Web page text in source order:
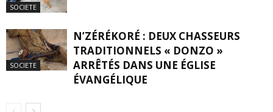
SOCIETE
SOCIETE
N’ZÉRÉKORÉ : DEUX CHASSEURS
TRADITIONNELS « DONZO »
ARRÊTÉS DANS UNE ÉGLISE
ÉVANGÉLIQUE